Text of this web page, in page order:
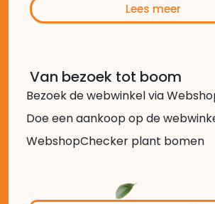
Lees meer
Van bezoek tot boom
Bezoek de webwinkel via
Doe een aankoop op de
WebshopChecker plant bomen